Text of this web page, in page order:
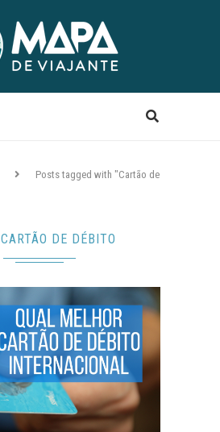
Posts tagged with "Cartão de
CARTÃO DE DÉBITO